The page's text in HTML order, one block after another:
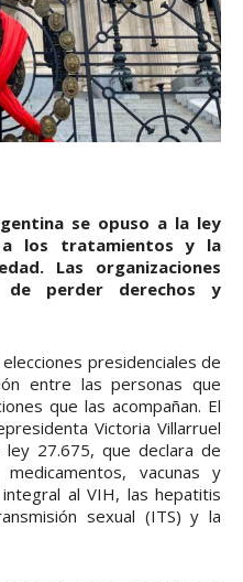
se opuso a la ley
a los tratamientos y la
Las organizaciones
perder derechos y
presidenciales de
entre las personas que
que las acompañan. El
Victoria Villarruel
27.675, que declara de
vacunas y
al VIH, las hepatitis
sexual (ITS) y la